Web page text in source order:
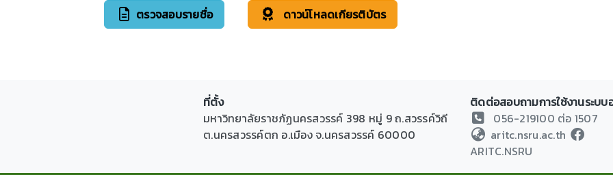
ตรวจสอบรายชื่อ ดาวน์โหลดเกียรติบัตร
ที่ตั้ง
มหาวิทยาลัยราชภัฏนครสวรรค์ 398 หมู่ 9 ถ.สวรรค์วิถี
ต.นครสวรรค์ตก อ.เมือง จ.นครสวรรค์ 60000
ติดต่อสอบถามการใช้งานระบบ
056-219100 ต่อ 1507
aritc.nsru.ac.th
ARITC.NSRU